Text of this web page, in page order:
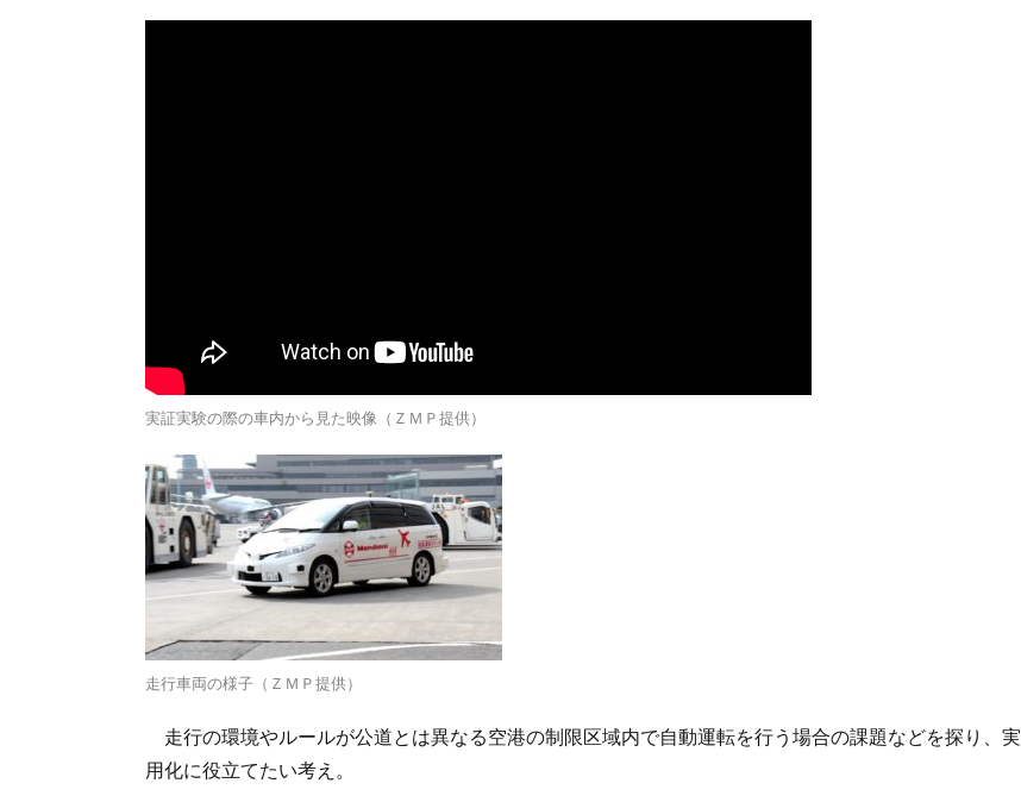
実証実験の際の車内から見た映像（ＺＭＰ提供）
走行車両の様子（ＺＭＰ提供）
走行の環境やルールが公道とは異なる空港の制限区域内で自動運転を行う場合の課題などを探り、実
用化に役立てたい考え。